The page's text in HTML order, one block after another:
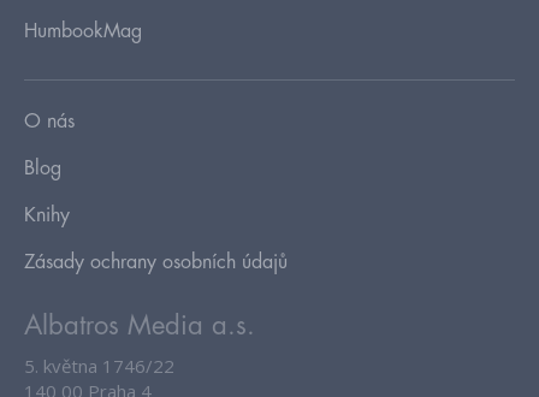
HumbookMag
O nás
Blog
Knihy
Zásady ochrany osobních údajů
Albatros Media a.s.
5. května 1746/22
140 00 Praha 4